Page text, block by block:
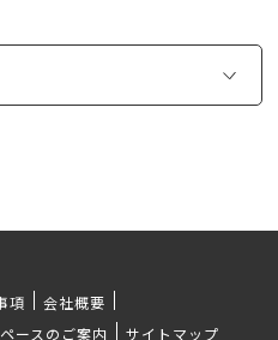
項
会社概要
ースのご案内
サイトマップ